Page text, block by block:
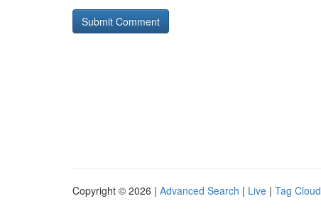
Copyright © 2026 | Advanced Search | Live | Tag Cloud